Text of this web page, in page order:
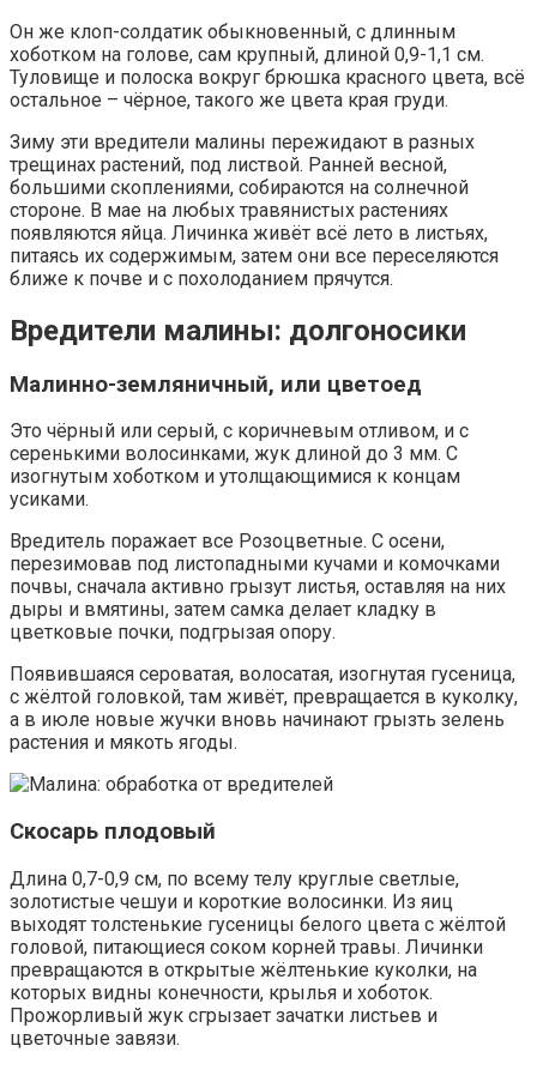
Он же клоп-солдатик обыкновенный, с длинным
хоботком на голове, сам крупный, длиной 0,9-1,1 см.
Туловище и полоска вокруг брюшка красного цвета, всё
остальное – чёрное, такого же цвета края груди.
Зиму эти вредители малины пережидают в разных
трещинах растений, под листвой. Ранней весной,
большими скоплениями, собираются на солнечной
стороне. В мае на любых травянистых растениях
появляются яйца. Личинка живёт всё лето в листьях,
питаясь их содержимым, затем они все переселяются
ближе к почве и с похолоданием прячутся.
Вредители малины: долгоносики
Малинно-земляничный, или цветоед
Это чёрный или серый, с коричневым отливом, и с
серенькими волосинками, жук длиной до 3 мм. С
изогнутым хоботком и утолщающимися к концам
усиками.
Вредитель поражает все Розоцветные. С осени,
перезимовав под листопадными кучами и комочками
почвы, сначала активно грызут листья, оставляя на них
дыры и вмятины, затем самка делает кладку в
цветковые почки, подгрызая опору.
Появившаяся сероватая, волосатая, изогнутая гусеница,
с жёлтой головкой, там живёт, превращается в куколку,
а в июле новые жучки вновь начинают грызть зелень
растения и мякоть ягоды.
Скосарь плодовый
Длина 0,7-0,9 см, по всему телу круглые светлые,
золотистые чешуи и короткие волосинки. Из яиц
выходят толстенькие гусеницы белого цвета с жёлтой
головой, питающиеся соком корней травы. Личинки
превращаются в открытые жёлтенькие куколки, на
которых видны конечности, крылья и хоботок.
Прожорливый жук сгрызает зачатки листьев и
цветочные завязи.